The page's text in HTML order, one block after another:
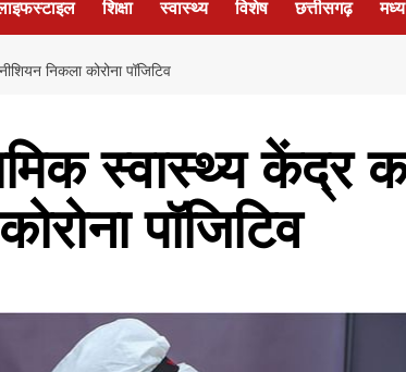
शिक्षा स्वास्थ्य विशेष छत्तीसगढ़
निकला कोरोना पॉजिटिव
स्वास्थ्य केंद्र
पॉजिटिव